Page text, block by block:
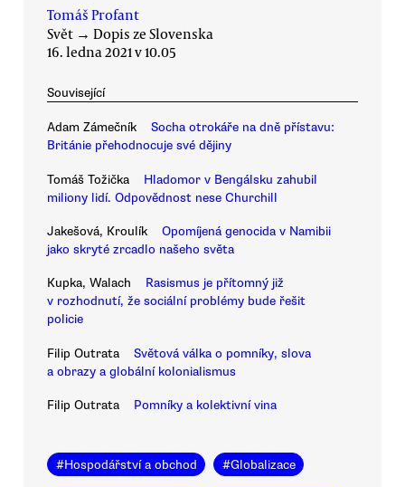
Tomáš Profant
Svět → Dopis ze Slovenska
16. ledna 2021 v 10.05
Související
Adam Zámečník
Socha otrokáře na dně přístavu:
Británie přehodnocuje své dějiny
Tomáš Tožička
Hladomor v Bengálsku zahubil
miliony lidí. Odpovědnost nese Churchill
Jakešová, Kroulík
Opomíjená genocida v Namibii
jako skryté zrcadlo našeho světa
Kupka, Walach
Rasismus je přítomný již
v rozhodnutí, že sociální problémy bude řešit
policie
Filip Outrata
Světová válka o pomníky, slova
a obrazy a globální kolonialismus
Filip Outrata Pomníky a kolektivní vina
#Hospodářství a obchod #Globalizace